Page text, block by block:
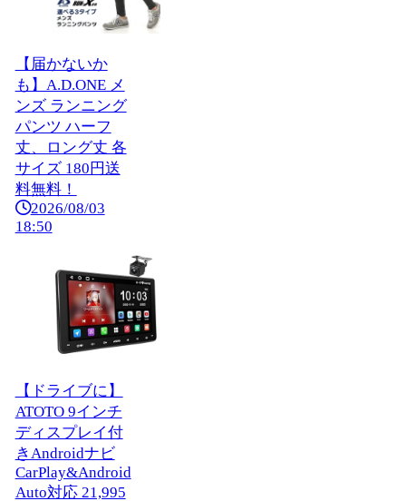
【届かないか
も】A.D.ONE メ
ンズ ランニング
パンツ ハーフ
丈、ロング丈 各
サイズ 180円送
料無料！
2026/08/03
18:50
【ドライブに】
ATOTO 9インチ
ディスプレイ付
きAndroidナビ
CarPlay&Android
Auto対応 21,995